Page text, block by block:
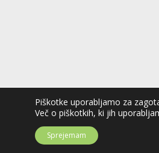
Piškotke uporabljamo za
Več o piškotkih, ki jih
Sprejemam